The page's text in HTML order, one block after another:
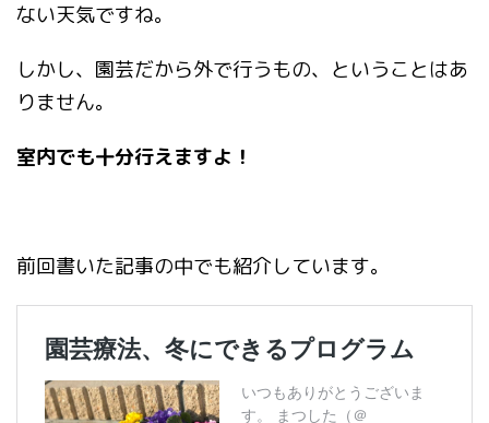
ない天気ですね。
しかし、園芸だから外で行うもの、ということはあ
りません。
室内でも十分行えますよ！
前回書いた記事の中でも紹介しています。